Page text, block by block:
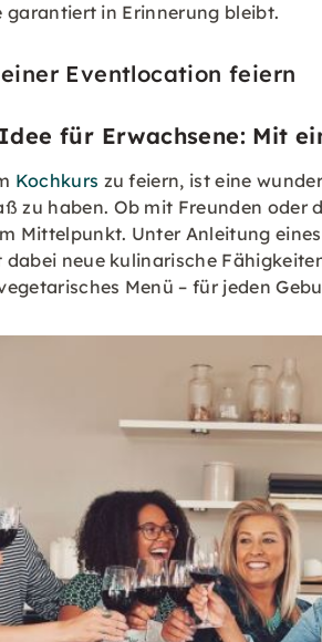
in Erinnerung bleibt.
Eventlocation feiern
für Erwachsene: Mit
Kochkurs zu feiern, ist eine
zu haben. Ob mit Freunden oder
Mittelpunkt. Unter Anleitung
neue kulinarische
Menü – für jeden